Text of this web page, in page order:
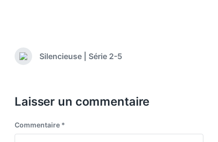
Silencieuse | Série 2-5
Laisser un commentaire
Commentaire *